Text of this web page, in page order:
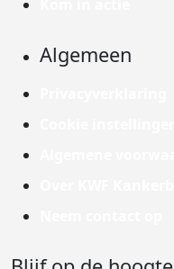
Algemeen